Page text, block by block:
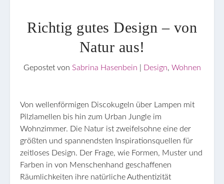
Richtig gutes Design – von
Natur aus!
Gepostet von Sabrina Hasenbein Design, Wohnen
Von wellenförmigen Discokugeln über Lampen mit
Pilzlamellen bis hin zum Urban Jungle im
Wohnzimmer. Die Natur ist zweifelsohne eine der
größten und spannendsten Inspirationsquellen für
zeitloses Design. Der Frage, wie Formen, Muster und
Farben in von Menschenhand geschaffenen
Räumlichkeiten ihre natürliche Authentizität